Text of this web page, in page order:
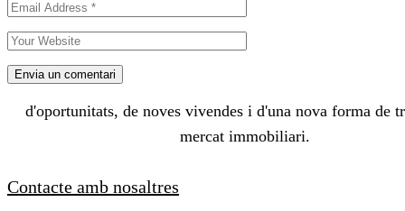
Envia un comentari
d'oportunitats, de noves vivendes i d'una nova forma de
mercat immobiliari.
Contacte amb nosaltres